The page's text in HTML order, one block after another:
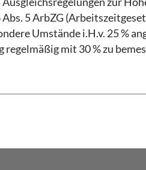
5 ArbZG
Umstände i.H.v. 25 %
mit 30 % zu